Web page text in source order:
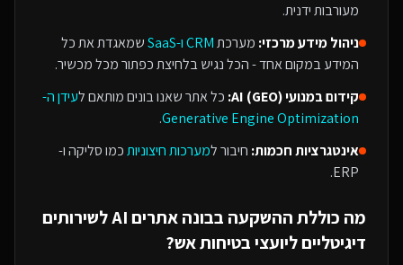
מעורבות ידנית.
ניהול מידע מרכזי: מערכתCRM ו-SaaS
שמאגדת את כל
המידע במקום אחד - הכל נגיש בלחיצת כפתור מכל מכשיר.
קידום במנועי AI (GEO):
כל אתר שאנו בונים מותאם לעידן ה-
Generative Engine Optimization
.
אינטגרציות חכמות: חיבור למערכות חיצוניותכמו סליקה ו-
ERP.
מה כוללת ההשקעה בבונה אתרים AI לשירותים
דיגיטליים ליועצי בטיחות אש?